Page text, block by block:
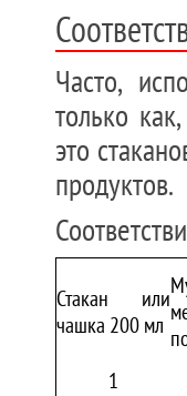
Часто,
только
это
продуктов.
Стакан или
чашка 200 мл
1